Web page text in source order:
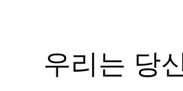
우리는 당